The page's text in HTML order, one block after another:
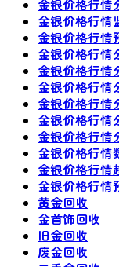
金银价格行情
金银价格行情
金银价格行情
金银价格行情
金银价格行情
金银价格行情
金银价格行情
金银价格行情
金银价格行情
金银价格行情
金银价格行情
金银价格行情
黄金回收
金首饰回收
旧金回收
废金回收